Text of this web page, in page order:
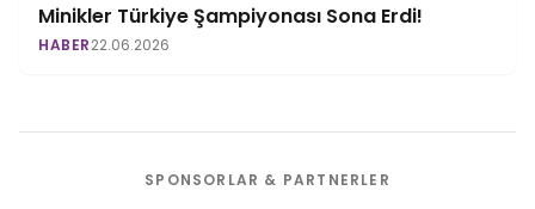
Minikler Türkiye Şampiyonası Sona Erdi!
HABER22.06.2026
SPONSORLAR & PARTNERLER